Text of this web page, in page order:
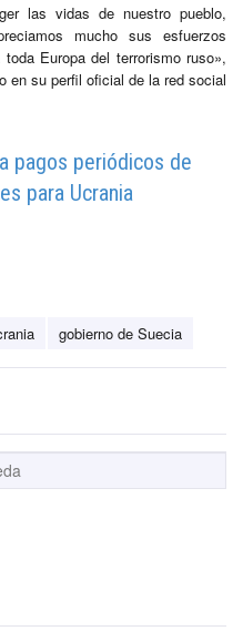
las vidas de nuestro pueblo,
mucho sus esfuerzos
Europa del terrorismo ruso»,
en su perfil oficial de la red social
pagos periódicos de
para Ucrania
gobierno de Suecia